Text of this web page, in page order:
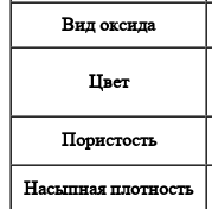
Вид оксида
Цвет
Пористость
Насыпная плотность